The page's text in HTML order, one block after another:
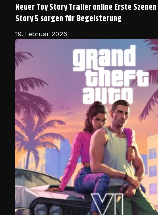
Neuer Toy Story Trailer online Erste
Story 5 sorgen für Begeisterung
19. Februar 2026